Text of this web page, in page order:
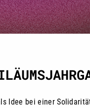
Idee bei einer